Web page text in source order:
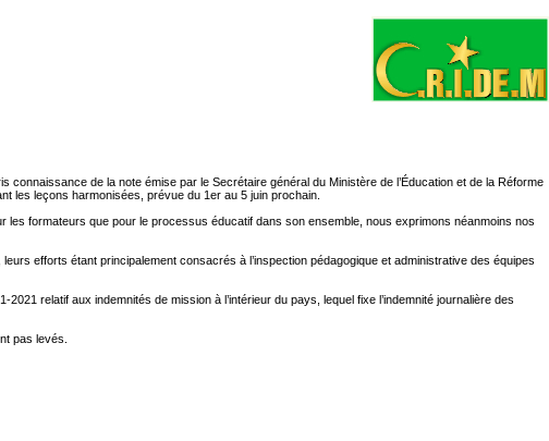
de la note émise par le Secrétaire général du Ministère de l’Éducation et de la Réforme
les leçons harmonisées, prévue du 1er au 5 juin prochain.
les formateurs que pour le processus éducatif dans son ensemble, nous exprimons néanmoins nos
efforts étant principalement consacrés à l’inspection pédagogique et administrative des équipes
relatif aux indemnités de mission à l’intérieur du pays, lequel fixe l’indemnité journalière des
pas levés.